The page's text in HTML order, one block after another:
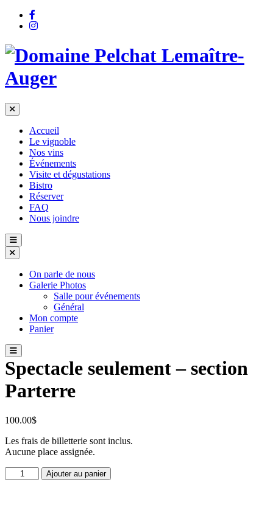
Accueil
Le vignoble
Nos vins
Événements
Visite et dégustations
Bistro
Réserver
FAQ
Nous joindre
On parle de nous
Galerie Photos
Salle pour événements
Général
Mon compte
Panier
Spectacle seulement – section
Parterre
100.00$
Les frais de billetterie sont inclus.
Aucune place assignée.
quantité
de
Ajouter au panier